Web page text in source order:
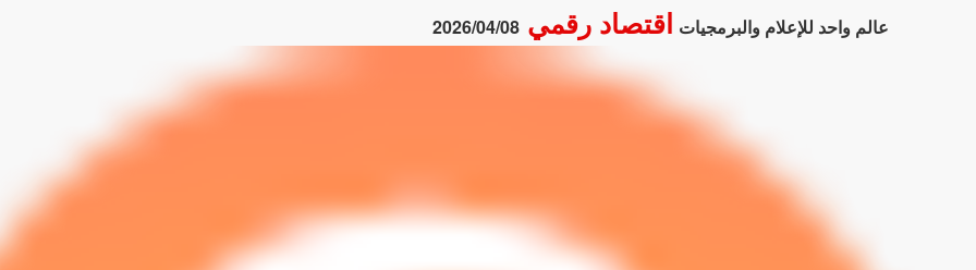
عالم واحد للإعلام والبرمجيات اقتصاد رقمي 2026/04/08